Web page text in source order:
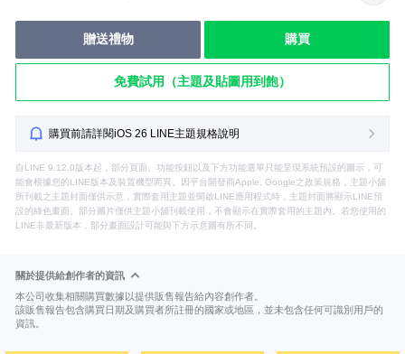
贈送禮物 購買
免費試用（主題及貼圖用到飽）
購買前請詳閱iOS 26 LINE主題規格說明
自LINE 9.12.0版本起，部分頁面、功能按鈕以及下方功能選單只能呈現系統預設的圖示，可
能會根據您的LINE版本及裝置機型而異。因平台開發商Apple, Google之政策規格，主題小舖
所刊載之主題封面僅供示意，實際套用主題並開啟LINE應用程式時，主題封面將顯示LINE預
設的綠色畫面。部分圖片僅供主題小舖刊載使用，不會顯示在實際套用的主題內。若您使用的
LINE非最新版本，部分畫面設計可能與下方示意圖有所不同。
關於提供給創作者的資訊
本公司收集相關購買數據以提供販售報告給內容創作者。
該販售報告包含購買日期及購買者所註冊的國家或地區，並未包含任何可識別用戶的
資訊。